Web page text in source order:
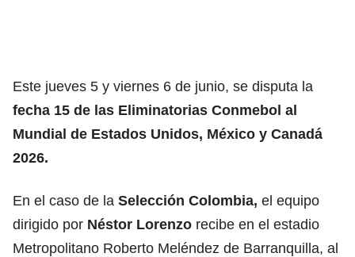
Este jueves 5 y viernes 6 de junio, se disputa la
fecha 15 de las Eliminatorias Conmebol al
Mundial de Estados Unidos, México y Canadá
2026.
En el caso de la Selección Colombia, el equipo
dirigido por Néstor Lorenzo recibe en el estadio
Metropolitano Roberto Meléndez de Barranquilla, al